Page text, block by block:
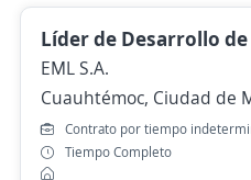
Líder de Desarrollo
EML S.A.
Cuauhtémoc, Ciudad de
Contrato por tiempo
Tiempo Completo